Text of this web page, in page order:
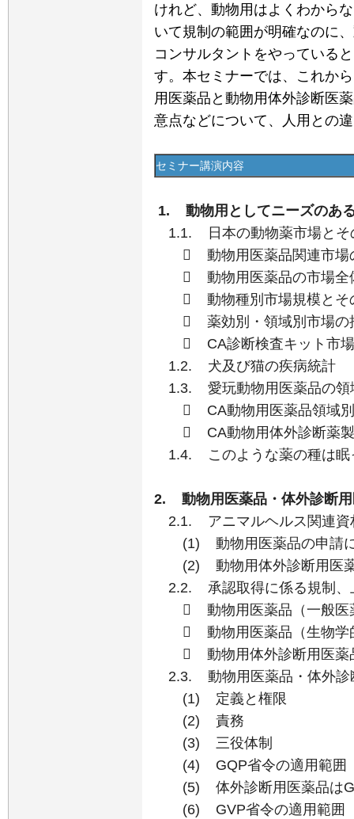
けれど、動物用はよくわから
いて規制の範囲が明確なのに
コンサルタントをやっている
す。本セミナーでは、これか
用医薬品と動物用体外診断医
意点などについて、人用との
セミナー講演内容
1. 動物用としてニーズのあ
1.1. 日本の動物薬市場とそ
 動物用医薬品関連市場
 動物用医薬品の市場全
 動物種別市場規模とそ
 薬効別・領域別市場の
 CA診断検査キット市場
1.2. 犬及び猫の疾病統計
1.3. 愛玩動物用医薬品の領
 CA動物用医薬品領域別
 CA動物用体外診断薬製
1.4. このような薬の種は眠
2. 動物用医薬品・体外診断用
2.1. アニマルヘルス関連資
(1) 動物用医薬品の申請に
(2) 動物用体外診断用医薬
2.2. 承認取得に係る規制、
 動物用医薬品（一般医
 動物用医薬品（生物学
 動物用体外診断用医薬
2.3. 動物用医薬品・体外診
(1) 定義と権限
(2) 責務
(3) 三役体制
(4) GQP省令の適用範囲
(5) 体外診断用医薬品は
(6) GVP省令の適用範囲